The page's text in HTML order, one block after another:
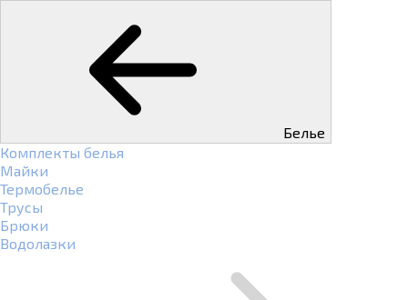
Белье
Комплекты белья
Майки
Термобелье
Трусы
Брюки
Водолазки